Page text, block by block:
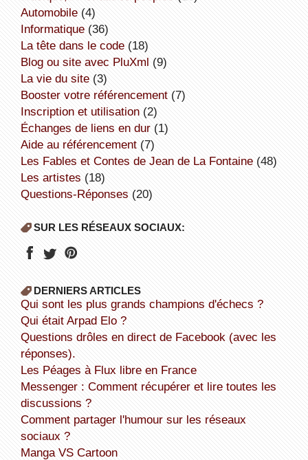
Automobile(4)
informatique(36)
la tête dans le code(18)
Blog ou site avec PluXml (9)
la vie du site(3)
booster votre référencement(7)
inscription et utilisation(2)
échanges de liens en dur(1)
aide au référencement(7)
Les Fables et Contes de Jean de La Fontaine(48)
Les artistes (18)
Questions-Réponses (20)
SUR LES RÉSEAUX SOCIAUX:
DERNIERS ARTICLES
Qui sont les plus grands champions d'échecs ?
Qui était Arpad Elo ?
Questions drôles en direct de Facebook (avec les
réponses).
Les Péages à Flux libre en France
Messenger : Comment récupérer et lire toutes les
discussions ?
Comment partager l'humour sur les réseaux
sociaux ?
Manga VS Cartoon